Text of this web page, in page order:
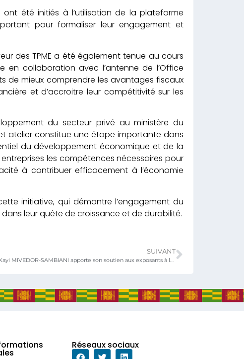
ont été initiés à l’utilisation de la plateforme
pour formaliser leur engagement et
des TPME a été également tenue au cours
collaboration avec l’antenne de l’Office
de mieux comprendre les avantages fiscaux
et d’accroitre leur compétitivité sur les
du secteur privé au ministère du
atelier constitue une étape importante dans
du développement économique et de la
les compétences nécessaires pour
à contribuer efficacement à l’économie
initiative, qui démontre l’engagement du
leur quête de croissance et de durabilité.
SUIVANT
Madame Kayi MIVEDOR-SAMBIANI apporte son soutien aux exposants à la 19ème FIL
Réseaux sociaux